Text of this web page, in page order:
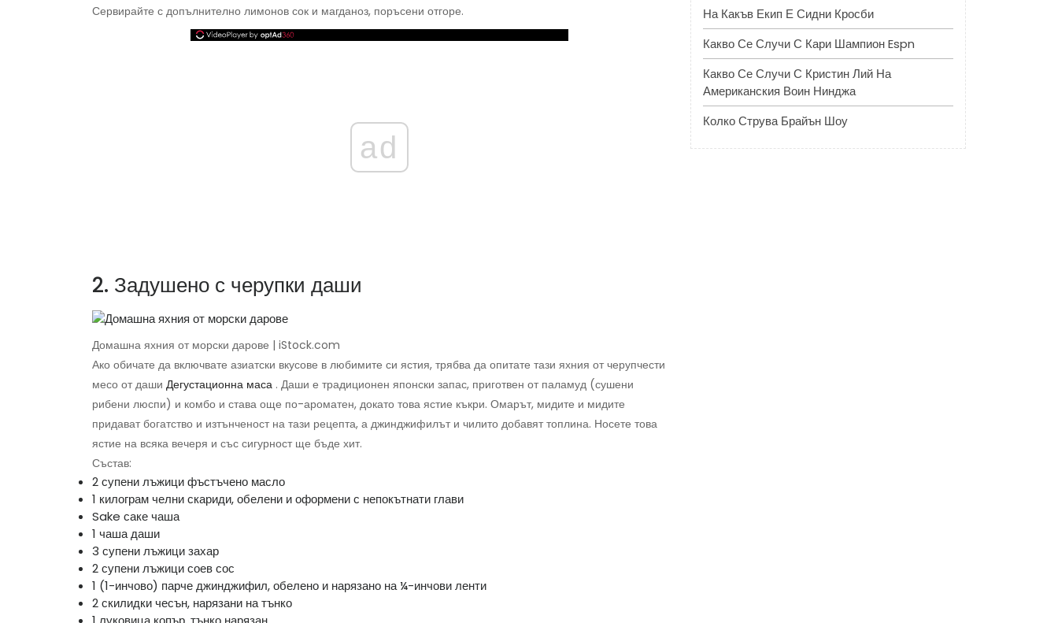
Сервирайте с допълнително лимонов сок и магданоз, поръсени отгоре.
ad
2. Задушено с черупки даши
Домашна яхния от морски дарове | iStock.com
Ако обичате да включвате азиатски вкусове в любимите си ястия, трябва да опитате тази яхния от черупчести
месо от даши Дегустационна маса . Даши е традиционен японски запас, приготвен от паламуд (сушени
рибени люспи) и комбо и става още по-ароматен, докато това ястие къкри. Омарът, мидите и мидите
придават богатство и изтънченост на тази рецепта, а джинджифилът и чилито добавят топлина. Носете това
ястие на всяка вечеря и със сигурност ще бъде хит.
Състав:
2 супени лъжици фъстъчено масло
1 килограм челни скариди, обелени и оформени с непокътнати глави
Sake саке чаша
1 чаша даши
3 супени лъжици захар
2 супени лъжици соев сос
1 (1-инчово) парче джинджифил, обелено и нарязано на ¼-инчови ленти
2 скилидки чесън, нарязани на тънко
На Какъв Екип Е Сидни Кросби
Какво Се Случи С Кари Шампион Espn
Какво Се Случи С Кристин Лий На
Американския Воин Нинджа
Колко Струва Брайън Шоу